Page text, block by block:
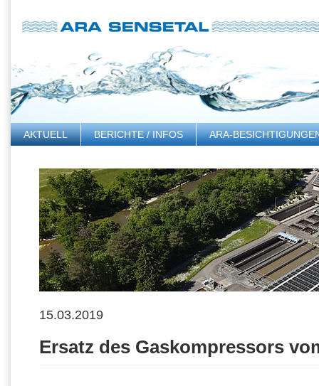
AKTUELL BERICHTE / INFOS
ARA-
15.03.2019
Ersatz des Gaskompressors